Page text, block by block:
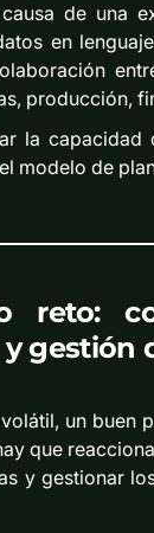
de una
en
producción,
la capacidad
modelo de
reto:
gestión
un buen
que
y gestionar